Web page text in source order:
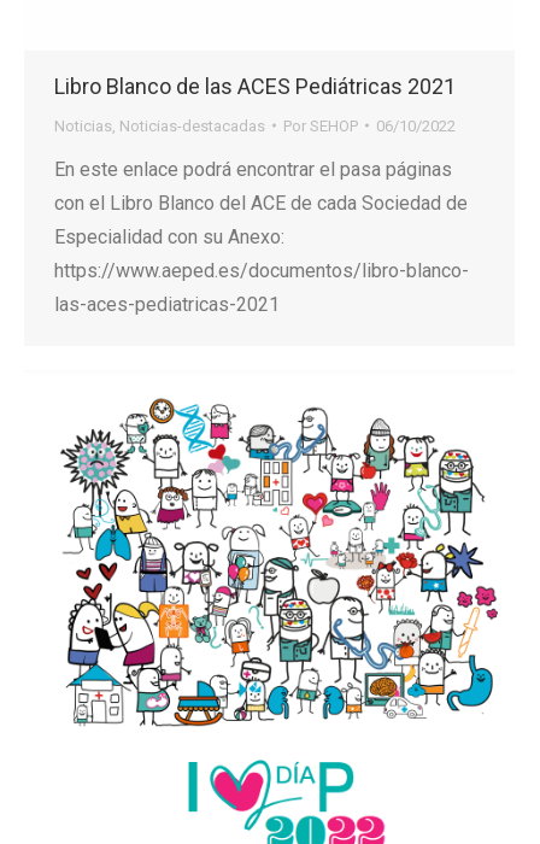
Libro Blanco de las ACES Pediátricas 2021
Noticias Noticias-destacadas Por SEHOP 06/10/2022
En este enlace podrá encontrar el pasa páginas
con el Libro Blanco del ACE de cada Sociedad de
Especialidad con su Anexo:
https://www.aeped.es/documentos/libro-blanco-
las-aces-pediatricas-2021